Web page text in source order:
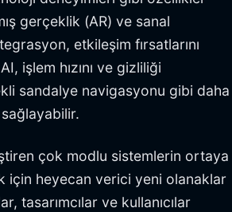
gerçeklik (AR) ve sanal
etkileşim fırsatlarını
işlem hızını ve gizliliği
sandalye navigasyonu gibi daha
sağlayabilir.
çok modlu sistemlerin ortaya
için heyecan verici yeni olanaklar
tasarımcılar ve kullanıcılar